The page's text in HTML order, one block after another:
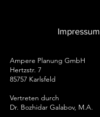
Impressum
Ampere Planung GmbH
Hertzstr. 7
85757 Karlsfeld
Vertreten durch
Dr. Bozhidar Galabov, M.A.